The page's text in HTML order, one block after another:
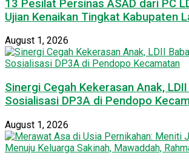
13 Pesilat Persinas ASAD dari PC
Ujian Kenaikan Tingkat Kabupaten
August 1, 2026
Sinergi Cegah Kekerasan Anak,
Sosialisasi DP3A di Pendopo
August 1, 2026